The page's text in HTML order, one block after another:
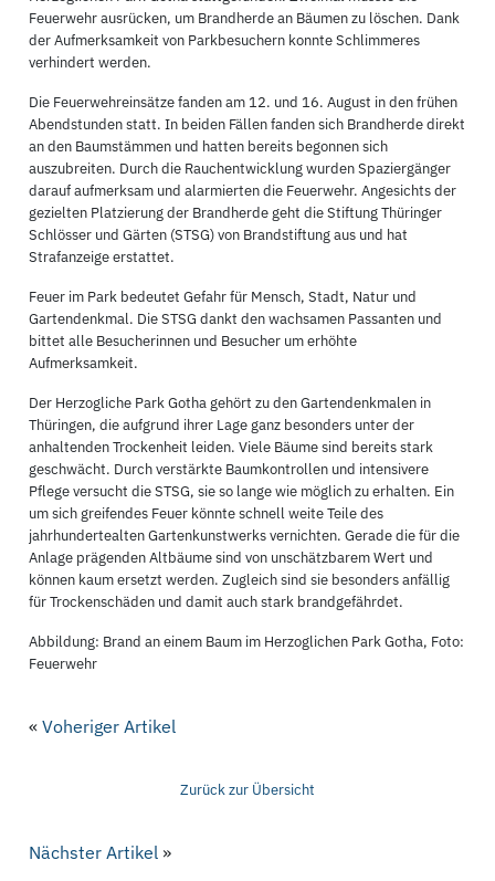
Feuerwehr ausrücken, um Brandherde an Bäumen zu löschen. Dank
der Aufmerksamkeit von Parkbesuchern konnte Schlimmeres
verhindert werden.
Die Feuerwehreinsätze fanden am 12. und 16. August in den frühen
Abendstunden statt. In beiden Fällen fanden sich Brandherde direkt
an den Baumstämmen und hatten bereits begonnen sich
auszubreiten. Durch die Rauchentwicklung wurden Spaziergänger
darauf aufmerksam und alarmierten die Feuerwehr. Angesichts der
gezielten Platzierung der Brandherde geht die Stiftung Thüringer
Schlösser und Gärten (STSG) von Brandstiftung aus und hat
Strafanzeige erstattet.
Feuer im Park bedeutet Gefahr für Mensch, Stadt, Natur und
Gartendenkmal. Die STSG dankt den wachsamen Passanten und
bittet alle Besucherinnen und Besucher um erhöhte
Aufmerksamkeit.
Der Herzogliche Park Gotha gehört zu den Gartendenkmalen in
Thüringen, die aufgrund ihrer Lage ganz besonders unter der
anhaltenden Trockenheit leiden. Viele Bäume sind bereits stark
geschwächt. Durch verstärkte Baumkontrollen und intensivere
Pflege versucht die STSG, sie so lange wie möglich zu erhalten. Ein
um sich greifendes Feuer könnte schnell weite Teile des
jahrhundertealten Gartenkunstwerks vernichten. Gerade die für die
Anlage prägenden Altbäume sind von unschätzbarem Wert und
können kaum ersetzt werden. Zugleich sind sie besonders anfällig
für Trockenschäden und damit auch stark brandgefährdet.
Abbildung: Brand an einem Baum im Herzoglichen Park Gotha, Foto:
Feuerwehr
«Voheriger Artikel
Zurück zur Übersicht
Nächster Artikel »